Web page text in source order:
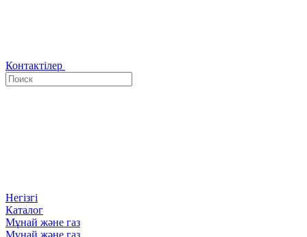
Контактілер
Негізгі
Каталог
Мұнай және газ
Мұнай және газ